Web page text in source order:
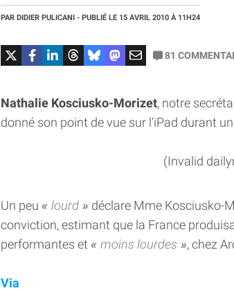
PAR DIDIER PULICANI - PUBLIÉ LE 15 AVRIL 2010 À 11H24
81
Nathalie Kosciusko-Morizet, notre
donné son point de vue sur l'iPad durant
(Invalid
Un peu lourd
déclare Mme Kosciusko-
conviction, estimant que la France
performantes et
moins lourdes , chez
Via